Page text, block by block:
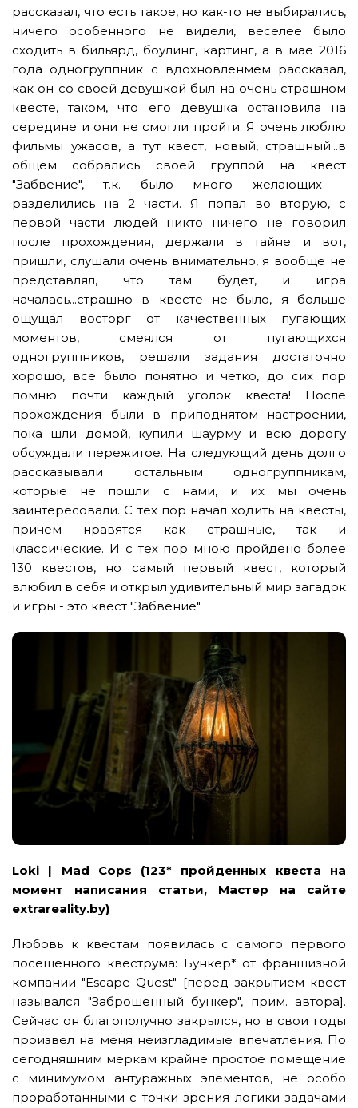
рассказал, что есть такое, но как-то не выбирались,
ничего особенного не видели, веселее было
сходить в бильярд, боулинг, картинг, а в мае 2016
года одногруппник с вдохновленмем рассказал,
как он со своей девушкой был на очень страшном
квесте, таком, что его девушка остановила на
середине и они не смогли пройти. Я очень люблю
фильмы ужасов, а тут квест, новый, страшный...в
общем собрались своей группой на квест
"Забвение", т.к. было много желающих -
разделились на 2 части. Я попал во вторую, с
первой части людей никто ничего не говорил
после прохождения, держали в тайне и вот,
пришли, слушали очень внимательно, я вообще не
представлял, что там будет, и игра
началась...страшно в квесте не было, я больше
ощущал восторг от качественных пугающих
моментов, смеялся от пугающихся
одногруппников, решали задания достаточно
хорошо, все было понятно и четко, до сих пор
помню почти каждый уголок квеста! После
прохождения были в приподнятом настроении,
пока шли домой, купили шаурму и всю дорогу
обсуждали пережитое. На следующий день долго
рассказывали остальным одногруппникам,
которые не пошли с нами, и их мы очень
заинтересовали. С тех пор начал ходить на квесты,
причем нравятся как страшные, так и
классические. И с тех пор мною пройдено более
130 квестов, но самый первый квест, который
влюбил в себя и открыл удивительный мир загадок
и игры - это квест "Забвение".
Loki | Mad Cops (123* пройденных квеста на
момент написания статьи, Мастер на сайте
extrareality.by)
Любовь к квестам появилась с самого первого
посещенного квеструма: Бункер* от франшизной
компании "Escape Quest" [перед закрытием квест
назывался "Заброшенный бункер", прим. автора].
Сейчас он благополучно закрылся, но в свои годы
произвел на меня неизгладимые впечатления. По
сегодняшним меркам крайне простое помещение
с минимумом антуражных элементов, не особо
проработанными с точки зрения логики задачами